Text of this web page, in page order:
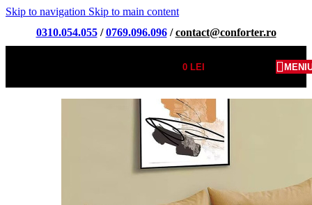
Skip to navigation Skip to main content
0310.054.055/0769.096.096/contact@conforter.ro
0LEI